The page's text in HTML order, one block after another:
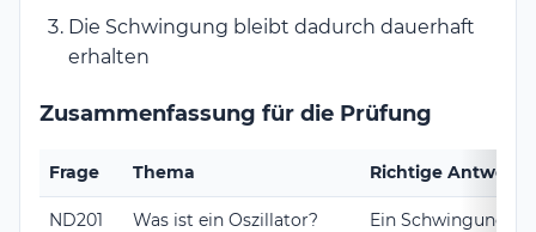
Die Schwingung bleibt dadurch dauerhaft
erhalten
Zusammenfassung für die Prüfung
Frage Thema Richtige Antwort
ND201 Was ist ein Oszillator? Ein